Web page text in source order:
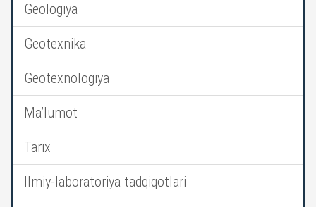
Geologiya
Geotexnika
Geotexnologiya
Ma’lumot
Tarix
Ilmiy-laboratoriya tadqiqotlari